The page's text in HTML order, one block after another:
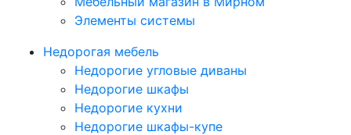
Элементы системы
Недорогая мебель
Недорогие угловые диваны
Недорогие шкафы
Недорогие кухни
Недорогие шкафы-купе